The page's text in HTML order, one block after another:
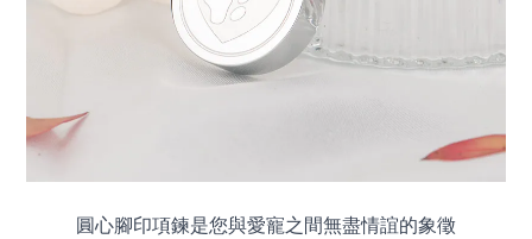
圓心腳印項鍊是您與愛寵之間無盡情誼的象徵